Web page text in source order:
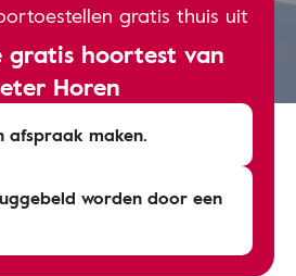
gratis thuis uit
hoortest van
Horen
afspraak maken.
worden door een